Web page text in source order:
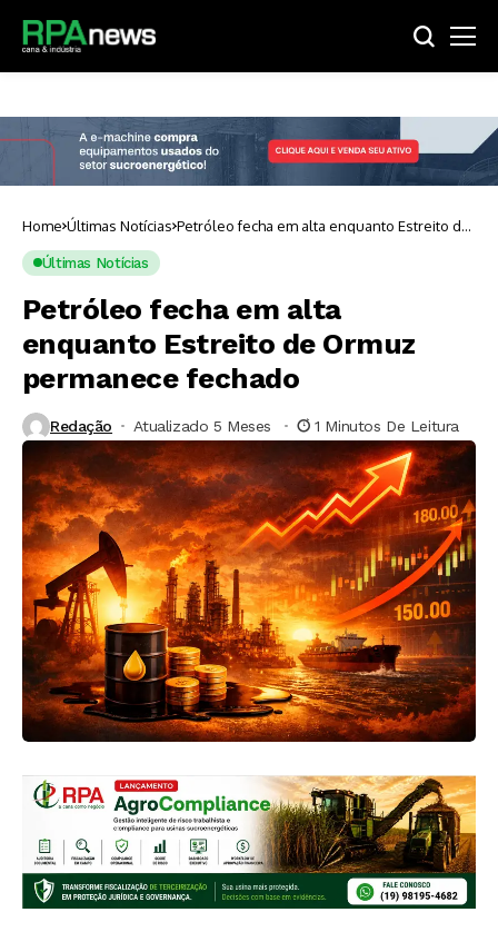
Home Últimas Notícias Petróleo fecha em alta enquanto Estreito de
Ormuz permanece fechado
Últimas Notícias
Petróleo fecha em alta
enquanto Estreito de Ormuz
permanece fechado
Redação Atualizado 5 Meses ⁮ 1 Minutos De Leitura